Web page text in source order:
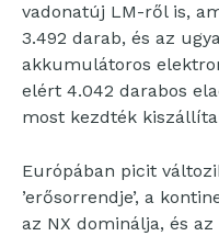
vadonatúj LM-ről is,
3.492 darab, és az
akkumulátoros
elért 4.042 darabos
most kezdték
Európában picit
’erősorrendje’, a
az NX dominálja, és